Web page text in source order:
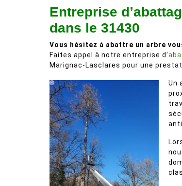
Entreprise
dans le 31430
Vous hésitez à abattre un arbre
Faites appel à notre entreprise d'
Marignac-Lasclares pour une
Un